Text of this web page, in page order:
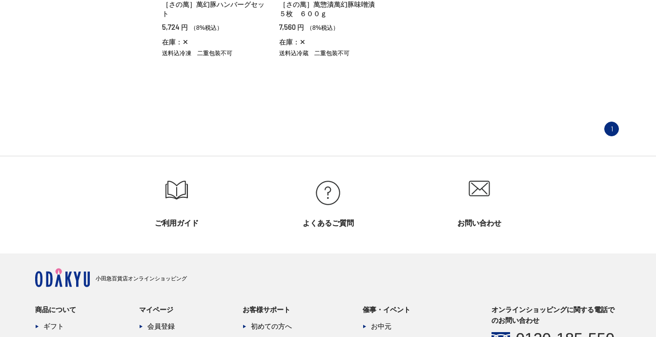
［さの萬］萬幻豚ハンバーグセッ
ト
5,724 円 （8%税込）
在庫：✕
送料込冷凍 二重包装不可
［さの萬］萬惣漬萬幻豚味噌漬
５枚 ６００ｇ
7,560 円 （8%税込）
在庫：✕
送料込冷蔵 二重包装不可
1
ご利用ガイド よくあるご質問 お問い合わせ
小田急百貨店オンラインショッピング
商品について
ギフト
マイページ
会員登録
お客様サポート
初めての方へ
催事・イベント
お中元
オンラインショッピングに関する電話で
のお問い合わせ